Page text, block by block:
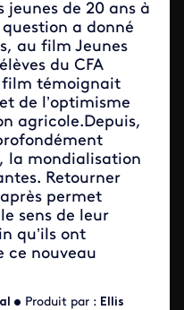
jeunes de 20 ans à
a donné
au film Jeunes
du CFA
film témoignait
de l’optimisme
agricole.Depuis,
la mondialisation
Retourner
permet
sens de leur
qu’ils ont
ce nouveau
• Produit par : Ellis